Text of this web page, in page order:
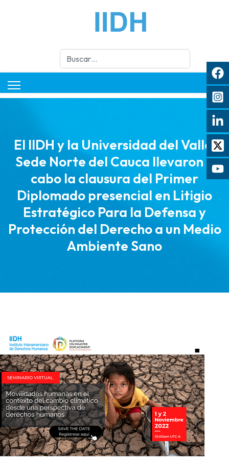
Buscar
El IIDH y la Universidad del Valle,
Sede Norte del Cauca llevaron a
cabo la clausura del Primer
Diplomado presencial en Litigio
Estratégico Para la Defensa y
Protección del Derecho a un Medio
Ambiente Sano